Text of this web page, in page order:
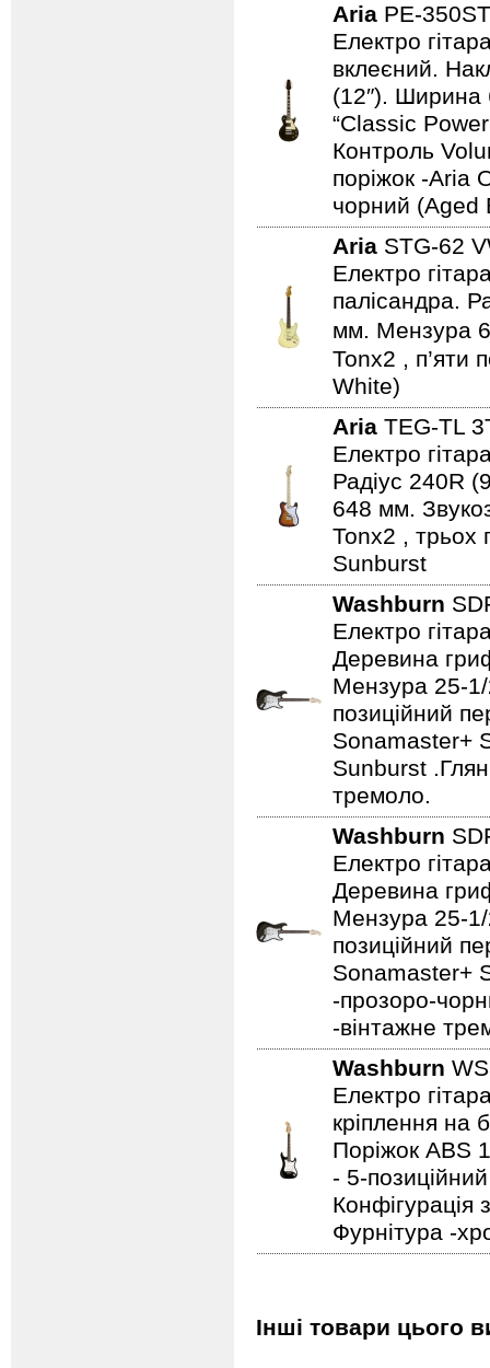
Aria PE-
Електро
вклеєний.
(12″). Ширина
“Classic
Контроль
поріжок -Aria
чорний (Aged
Aria STG-62
Електро
палісандра.
мм. Мензура
Tonx2 , п’яти
White)
Aria TEG-TL
Електро
Радіус 240R
648 мм.
Tonx2 , трьох
Sunburst
Washburn
Електро
Деревина
Мензура 25-1/
позиційний
Sonamaster+
Sunburst
тремоло.
Washburn
Електро
Деревина
Мензура 25-1/
позиційний
Sonamaster+
-прозоро-
-вінтажне
Washburn
Електро
кріплення на
Поріжок ABS
- 5-
Конфігурація
Фурнітура -
Інші товари цього